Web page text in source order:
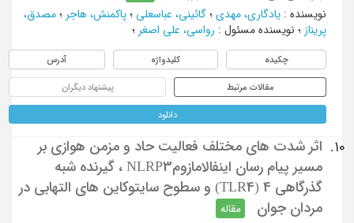
نویسنده: یادگاری، مهدی؛ گائینی، عباسعلی ؛ پاکمنش، هاجر؛ مصدق،
پریناز؛ نویسنده مسئول : رواسی، علی اصغر؛
چکیده کلیدواژه آدرس
مقالات مرتبط پیشنهاد دیگران
دانلود
10.
اثر شدت های مختلف فعالیت حاد و مزمن هوازی بر
مسیر پیام رسان اینفالامازومNLRP3 ، گیرنده شبه
گذرگاهی 4 (TLR4) و سطوح سایتوکاین های التهابی در
مردان جوان
مقاله